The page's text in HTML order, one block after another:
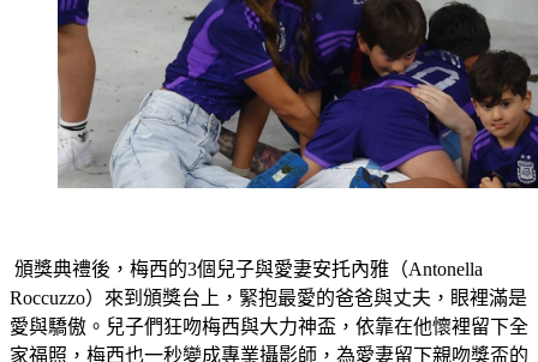
頒獎典禮後，梅西的3個兒子與愛妻安托內雅（Antonella
Roccuzzo）來到頒獎台上，緊抱最愛的爸爸與丈夫，眼裡滿是
愛與驕傲。兒子們狂吻梅西與大力神盃，依靠在他懷裡留下全
家福照，梅西也一秒變成專業攝影師，為愛妻留下親吻獎盃的